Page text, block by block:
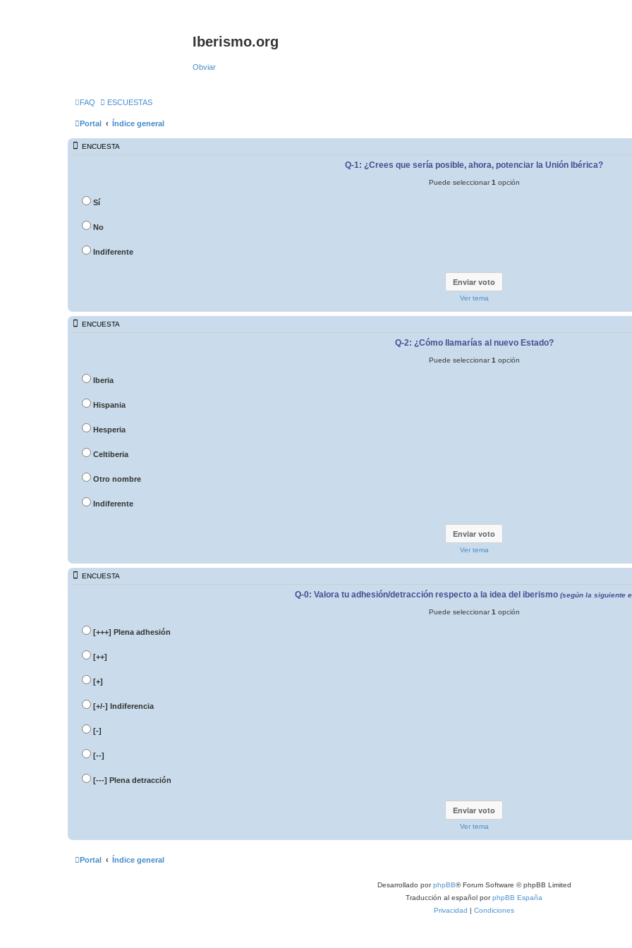
Iberismo.org
Obviar
FAQ ESCUESTAS
Portal Índice general
ENCUESTA
Q-1: ¿Crees que sería posible, ahora, potenciar la Unión Ibérica?
Puede seleccionar1 opción
Sí
No
Indiferente
Ver tema
ENCUESTA
Q-2: ¿Cómo llamarías al nuevo Estado?
Puede seleccionar1 opción
Iberia
Hispania
Hesperia
Celtiberia
Otro nombre
Indiferente
Ver tema
ENCUESTA
Q-0: Valora tu adhesión/detracción respecto a la idea del iberismo (según la siguiente
Puede seleccionar1 opción
[+++] Plena adhesión
[++]
[+]
[+/-] Indiferencia
[-]
[--]
[---] Plena detracción
Ver tema
Portal Índice general
Desarrollado porphpBB® Forum Software © phpBB Limited
Traducción al español porphpBB España
Privacidad | Condiciones